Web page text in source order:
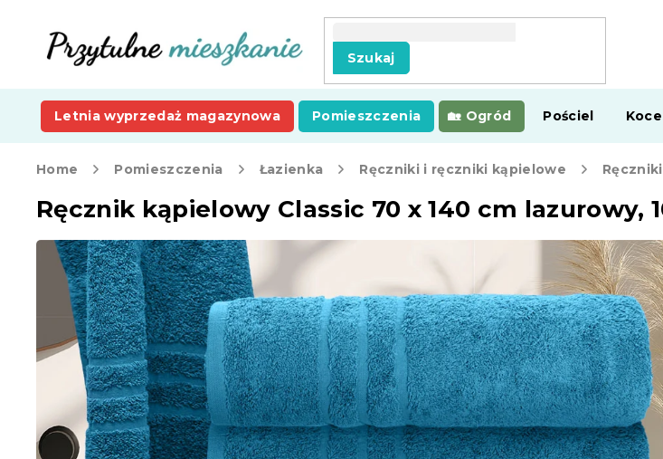
Szukaj
Letnia wyprzedaż magazynowa Pomieszczenia Ogród Pościel
Home Pomieszczenia Łazienka Ręczniki i ręczniki kąpielowe
Ręcznik kąpielowy Classic 70 x 140 cm lazurowy,